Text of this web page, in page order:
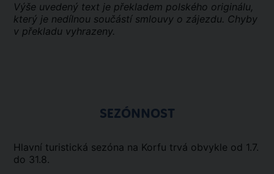
Výše uvedený text je překladem polského originálu,
který je nedílnou součástí smlouvy o zájezdu. Chyby
v překladu vyhrazeny.
SEZÓNNOST
Hlavní turistická sezóna na Korfu trvá obvykle od 1.7.
do 31.8.